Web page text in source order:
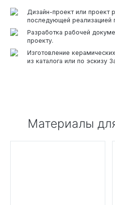
Дизайн-проект или проект
последующей реализацией
Разработка рабочей
проекту.
Изготовление
из каталога или по эскизу
Материалы